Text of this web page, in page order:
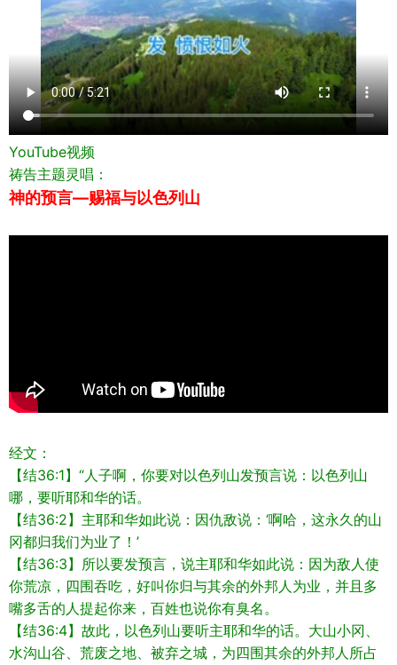
YouTube视频
祷告主题灵唱：
神的预言—赐福与以色列山
经文：
【结36:1】“人子啊，你要对以色列山发预言说：以色列山
哪，要听耶和华的话。
【结36:2】主耶和华如此说：因仇敌说：‘啊哈，这永久的山
冈都归我们为业了！’
【结36:3】所以要发预言，说主耶和华如此说：因为敌人使
你荒凉，四围吞吃，好叫你归与其余的外邦人为业，并且多
嘴多舌的人提起你来，百姓也说你有臭名。
【结36:4】故此，以色列山要听主耶和华的话。大山小冈、
水沟山谷、荒废之地、被弃之城，为四围其余的外邦人所占